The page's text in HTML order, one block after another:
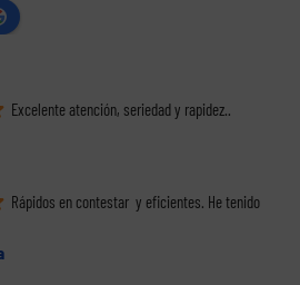
Excelente atención, seriedad y rapidez..
Rápidos en contestar  y eficientes. He tenido